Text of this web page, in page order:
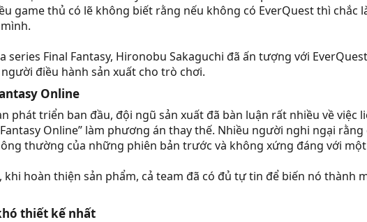
game thủ có lẽ không biết rằng nếu không có EverQuest thì
series Final Fantasy, Hironobu Sakaguchi đã ấn tượng với
điều hành sản xuất cho trò chơi.
Online​
phát triển ban đầu, đội ngũ sản xuất đã bàn luận rất nhiều về
Online” làm phương án thay thế. Nhiều người nghi ngại
thường của những phiên bản trước và không xứng đáng với
khi hoàn thiện sản phẩm, cả team đã có đủ tự tin để biến nó thành
thiết kế nhất​